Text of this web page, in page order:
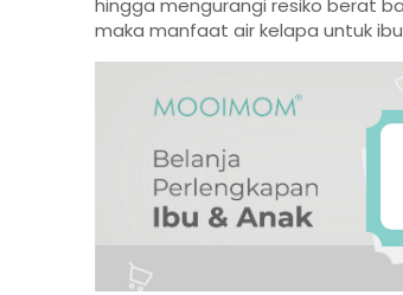
hingga mengurangi resiko berat
maka manfaat air kelapa untuk